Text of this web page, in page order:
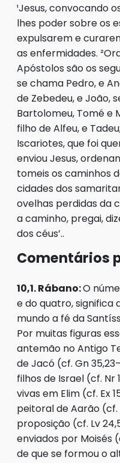
¹Jesus, convocando
lhes poder sobre os
expulsarem e
as enfermidades.
Apóstolos são os
se chama Pedro, e
de Zebedeu, e João,
Bartolomeu, Tomé e
filho de Alfeu, e
Iscariotes, que foi
enviou Jesus,
tomeis os caminhos
cidades dos
ovelhas perdidas da
a caminho, pregai,
dos céus’..
Comentários
10,1. Rábano:O
e do quatro, significa
mundo a fé da
Por muitas figuras
antemão no Antigo
de Jacó (cf. Gn
filhos de Israel (cf. Nr
vivas em Elim (cf. Ex
peitoral de Aarão (cf.
proposição (cf. Lv
enviados por Moisés
de que se formou o